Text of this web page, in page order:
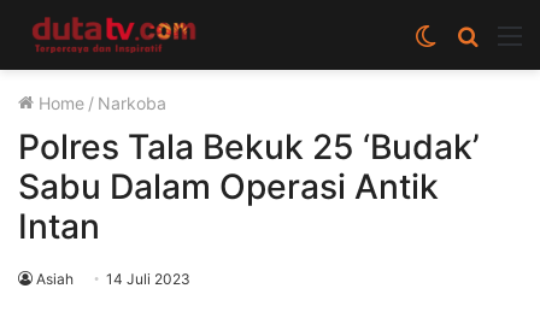
Cari
berita
Switch
skin
Home / Narkoba
Polres Tala Bekuk 25 ‘Budak’
Sabu Dalam Operasi Antik
Intan
Asiah 14 Juli 2023